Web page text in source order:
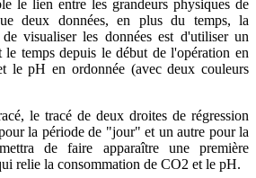
le lien entre les grandeurs physiques de
deux données, en plus du temps, la
visualiser les données est d'utiliser un
temps depuis le début de l'opération en
le pH en ordonnée (avec deux couleurs
le tracé de deux droites de régression
la période de "jour" et un autre pour la
de faire apparaître une première
relie la consommation de CO2 et le pH.